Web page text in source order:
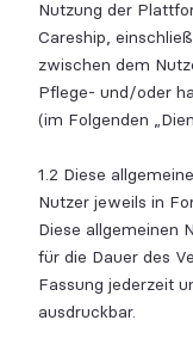
Nutzung der
Careship,
zwischen dem
Pflege- und/oder
(im Folgenden
1.2 Diese
Nutzer jeweils in
Diese allgemeinen
für die Dauer des
Fassung jederzeit
ausdruckbar.